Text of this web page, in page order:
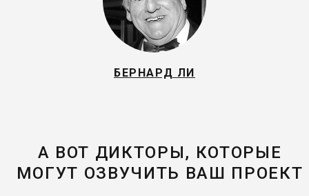
БЕРНАРД ЛИ
А ВОТ ДИКТОРЫ, КОТОРЫЕ
МОГУТ ОЗВУЧИТЬ ВАШ ПРОЕКТ